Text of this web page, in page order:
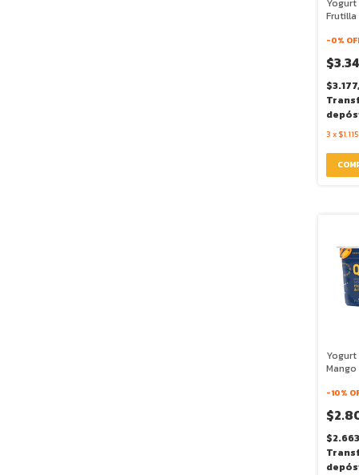
Yogurt
Frutilla
-0%
3 x $1.115
Yogurt
Mango
-10%